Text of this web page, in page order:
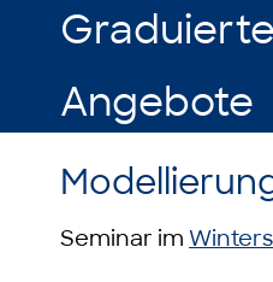
Angebote
Seminar im